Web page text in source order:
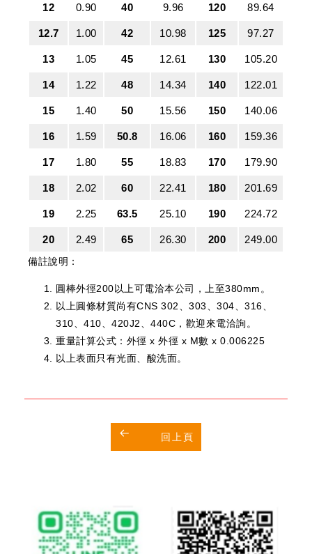
12 0.90 40 9.96 120 89.64
12.7 1.00 42 10.98 125 97.27
13 1.05 45 12.61 130 105.20
14 1.22 48 14.34 140 122.01
15 1.40 50 15.56 150 140.06
16 1.59 50.8 16.06 160 159.36
17 1.80 55 18.83 170 179.90
18 2.02 60 22.41 180 201.69
19 2.25 63.5 25.10 190 224.72
20 2.49 65 26.30 200 249.00
備註說明：
圓棒外徑200以上可電洽本公司，上至380mm。
以上圓條材質尚有CNS 302、303、304、316、
310、410、420J2、440C，歡迎來電洽詢。
重量計算公式：外徑 x 外徑 x M數 x 0.006225
以上表面只有光面、酸洗面。
回上頁